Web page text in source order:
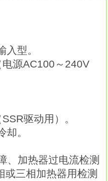
型。
源AC100～240V
驱动用）。
。
、加热器过电流检测
三相加热器用检测